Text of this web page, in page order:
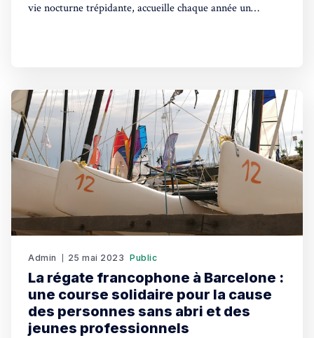
vie nocturne trépidante, accueille chaque année un
Admin 25 mai 2023 Public
La régate francophone à Barcelone :
une course solidaire pour la cause
des personnes sans abri et des
jeunes professionnels